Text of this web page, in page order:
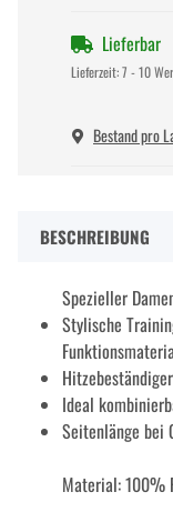
Lieferbar
Lieferzeit:7 - 10
Bestand pro
BESCHREIBUNG
Spezieller
Stylische
Ideal
Seitenlänge bei
Material: 100%